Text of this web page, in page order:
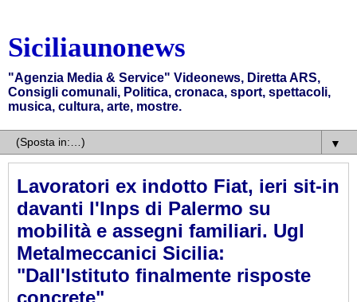
Siciliaunonews
"Agenzia Media & Service" Videonews, Diretta ARS,
Consigli comunali, Politica, cronaca, sport, spettacoli,
musica, cultura, arte, mostre.
▼
Lavoratori ex indotto Fiat, ieri sit-in
davanti l'Inps di Palermo su
mobilità e assegni familiari. Ugl
Metalmeccanici Sicilia:
"Dall'Istituto finalmente risposte
concrete"